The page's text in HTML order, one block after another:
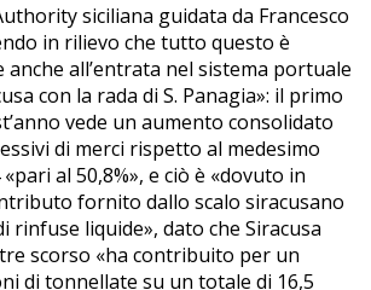
siciliana guidata da Francesco
in rilievo che tutto questo è
all’entrata nel sistema portuale
con la rada di S. Panagia»: il primo
vede un aumento consolidato
di merci rispetto al medesimo
al 50,8%», e ciò è «dovuto in
fornito dallo scalo siracusano
rinfuse liquide», dato che Siracusa
scorso «ha contribuito per un
di tonnellate su un totale di 16,5